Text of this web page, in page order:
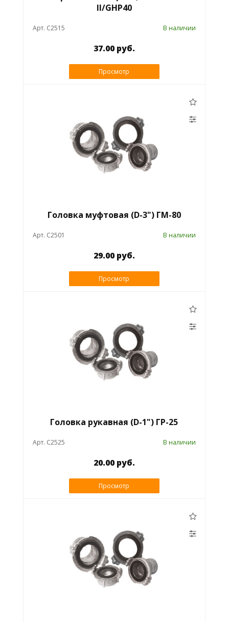
ll/GHP40
Арт. C2515 В наличии
37.00 руб.
Просмотр
Головка муфтовая (D-3") ГМ-80
Арт. C2501 В наличии
29.00 руб.
Просмотр
Головка рукавная (D-1") ГР-25
Арт. C2525 В наличии
20.00 руб.
Просмотр